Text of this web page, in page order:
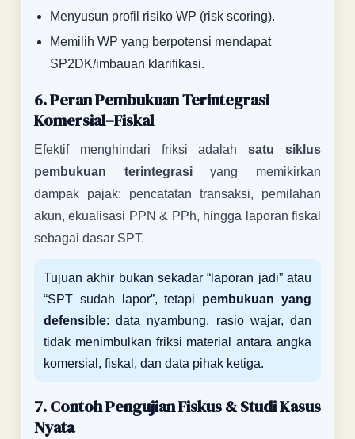
Menyusun profil risiko WP (risk scoring).
Memilih WP yang berpotensi mendapat
SP2DK/imbauan klarifikasi.
6. Peran Pembukuan Terintegrasi
Komersial–Fiskal
Efektif menghindari friksi adalahsatu siklus
pembukuan terintegrasiyang memikirkan
dampak pajak: pencatatan transaksi, pemilahan
akun, ekualisasi PPN & PPh, hingga laporan fiskal
sebagai dasar SPT.
Tujuan akhir bukan sekadar “laporan jadi” atau
“SPT sudah lapor”, tetapi pembukuan yang
defensible: data nyambung, rasio wajar, dan
tidak menimbulkan friksi material antara angka
komersial, fiskal, dan data pihak ketiga.
7. Contoh Pengujian Fiskus & Studi Kasus
Nyata